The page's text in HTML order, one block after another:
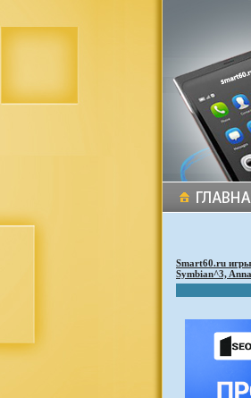
Smart60.ru
Symbian^3,